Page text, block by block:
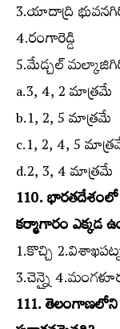
3.యాదాద్రి
4.రంగారెడ్డి
5.మేడ్చల్‌
a.3, 4, 2 మాత్రమే
b.1, 2, 5 మాత్రమే
c.1, 2, 4, 5
d.2, 3, 4 మాత్రమే
110.
కర్మాగారం ఎక్కడ
1.కొచ్చి
3.చెన్నై
111.